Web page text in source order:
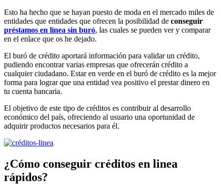
Esto ha hecho que se hayan puesto de moda en el mercado miles de
entidades que entidades que ofrecen la posibilidad de conseguir
préstamos en línea sin buró, las cuales se pueden ver y comparar
en el enlace que os he dejado.
El buró de crédito aportará información para validar un crédito,
pudiendo encontrar varias empresas que ofrecerán crédito a
cualquier ciudadano. Estar en verde en el buró de crédito es la mejor
forma para lograr que una entidad vea positivo el prestar dinero en
tu cuenta bancaria.
El objetivo de este tipo de créditos es contribuir al desarrollo
económico del país, ofreciendo al usuario una oportunidad de
adquirir productos necesarios para él.
¿Cómo conseguir créditos en linea
rápidos?